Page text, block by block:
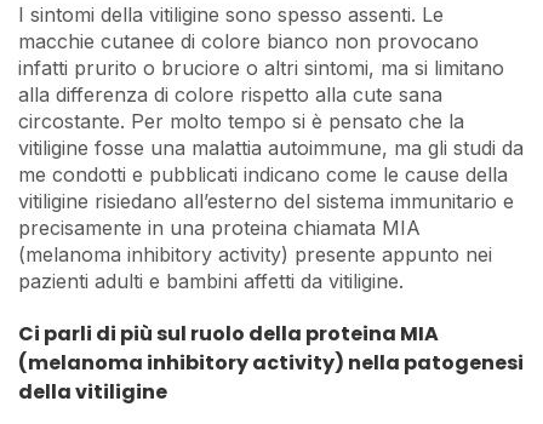
I sintomi della vitiligine sono spesso assenti. Le
macchie cutanee di colore bianco non provocano
infatti prurito o bruciore o altri sintomi, ma si limitano
alla differenza di colore rispetto alla cute sana
circostante. Per molto tempo si è pensato che la
vitiligine fosse una malattia autoimmune, ma gli studi da
me condotti e pubblicati indicano come le cause della
vitiligine risiedano all’esterno del sistema immunitario e
precisamente in una proteina chiamata MIA
(melanoma inhibitory activity) presente appunto nei
pazienti adulti e bambini affetti da vitiligine.
Ci parli di più sul ruolo della proteina MIA
(melanoma inhibitory activity) nella patogenesi
della vitiligine